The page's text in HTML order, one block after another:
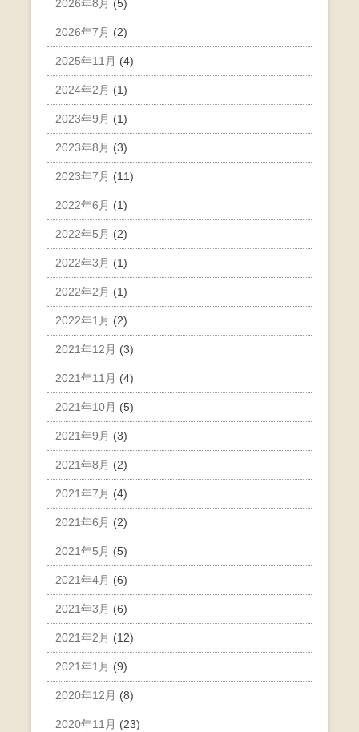
2026年8月 (5)
2026年7月 (2)
2025年11月 (4)
2024年2月 (1)
2023年9月 (1)
2023年8月 (3)
2023年7月 (11)
2022年6月 (1)
2022年5月 (2)
2022年3月 (1)
2022年2月 (1)
2022年1月 (2)
2021年12月 (3)
2021年11月 (4)
2021年10月 (5)
2021年9月 (3)
2021年8月 (2)
2021年7月 (4)
2021年6月 (2)
2021年5月 (5)
2021年4月 (6)
2021年3月 (6)
2021年2月 (12)
2021年1月 (9)
2020年12月 (8)
2020年11月 (23)